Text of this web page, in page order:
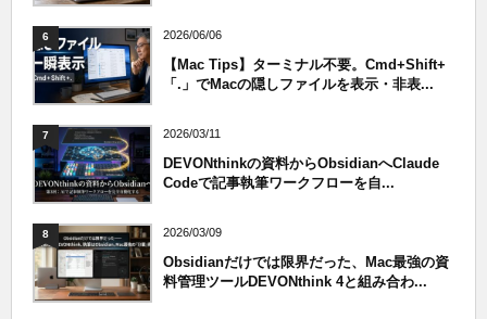
6 2026/06/06
【Mac Tips】ターミナル不要。Cmd+Shift+
「.」でMacの隠しファイルを表示・非表...
7 2026/03/11
DEVONthinkの資料からObsidianへClaude
Codeで記事執筆ワークフローを自...
8 2026/03/09
Obsidianだけでは限界だった、Mac最強の資
料管理ツールDEVONthink 4と組み合わ...